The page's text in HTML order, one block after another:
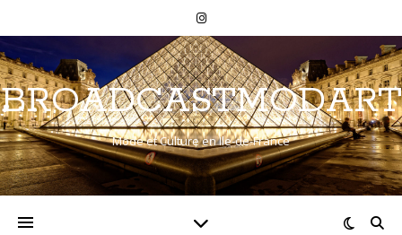
BROADCASTMODART
Mode et Culture en Ile-de-France